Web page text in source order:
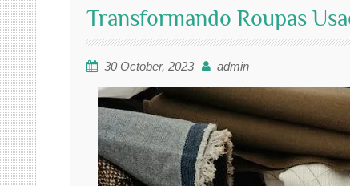
Transformando Roupas
30 October, 2023 admin